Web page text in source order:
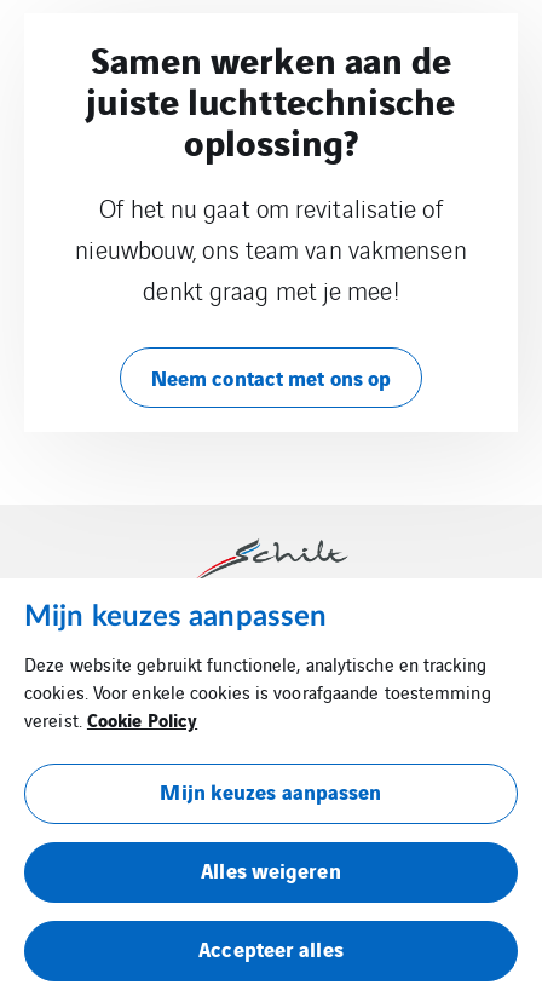
Samen werken aan de
juiste luchttechnische
oplossing?
Of het nu gaat om revitalisatie of
nieuwbouw, ons team van vakmensen
denkt graag met je mee!
Neem contact met ons op
Schilt is dé luchttechnische partner in binnenklimaat.
Cookie Policy
Privacy Statement
Metaalunievoorwaarden
Mijn keuzes aanpassen
Deze website gebruikt functionele, analytische en tracking
cookies. Voor enkele cookies is voorafgaande toestemming
vereist. Cookie Policy
Mijn keuzes aanpassen
Alles weigeren
Accepteer alles